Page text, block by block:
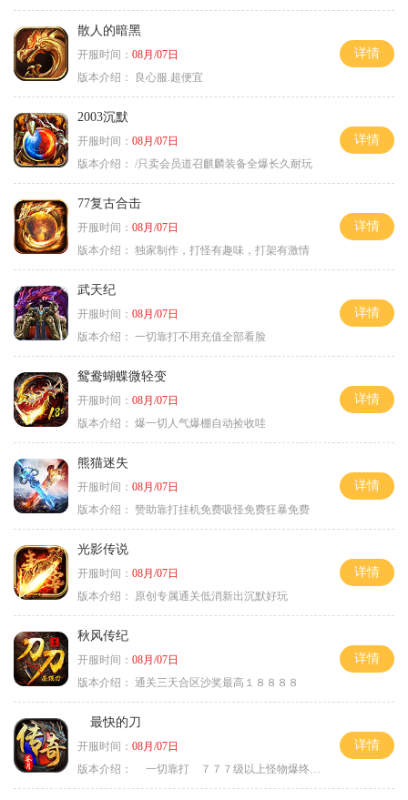
散人的暗黑
开服时间： 08月/07日
版本介绍：
良心服.超便宜
详情
2003沉默
开服时间： 08月/07日
版本介绍： /只卖会员道召麒麟装备全爆长久耐玩
详情
77复古合击
开服时间： 08月/07日
版本介绍： 独家制作，打怪有趣味，打架有激情
详情
武天纪
开服时间： 08月/07日
版本介绍： 一切靠打不用充值全部看脸
详情
鸳鸯蝴蝶微轻变
开服时间： 08月/07日
版本介绍： 爆一切人气爆棚自动捡收哇
详情
熊猫迷失
开服时间： 08月/07日
版本介绍： 赞助靠打挂机免费吸怪免费狂暴免费
详情
光影传说
开服时间： 08月/07日
版本介绍：
原创专属通关低消新出沉默好玩
详情
秋风传纪
开服时间： 08月/07日
版本介绍： 通关三天合区沙奖最高１８８８８
详情
最快的刀
开服时间： 08月/07日
版本介绍：
一切靠打 ７７７级以上怪物爆终极
详情